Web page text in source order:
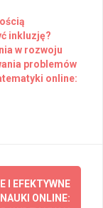
inkluzję?
w rozwoju
problemów
online:
I EFEKTYWNE
ONLINE: